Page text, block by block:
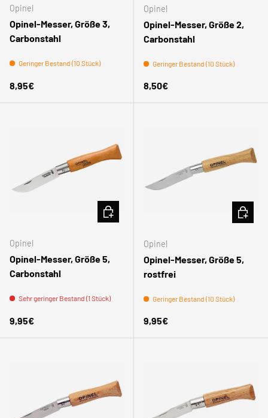
Opinel
Opinel-Messer, Größe 3,
Carbonstahl
Geringer Bestand (10 Stück)
Normaler Preis
8,95€
Opinel
Opinel-Messer, Größe 2,
Carbonstahl
Geringer Bestand (10 Stück)
Normaler Preis
8,50€
Opinel
Opinel-Messer, Größe 5,
Carbonstahl
Sehr geringer Bestand (1 Stück)
Normaler Preis
9,95€
IN DEN WARENKORB
Opinel
Opinel-Messer, Größe 5,
rostfrei
Geringer Bestand (10 Stück)
Normaler Preis
9,95€
IN DEN